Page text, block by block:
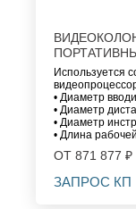
Используется
• Диаметр
• Диаметр
• Диаметр
• Длина
ОТ 871 877 ₽
ЗАПРОС КП